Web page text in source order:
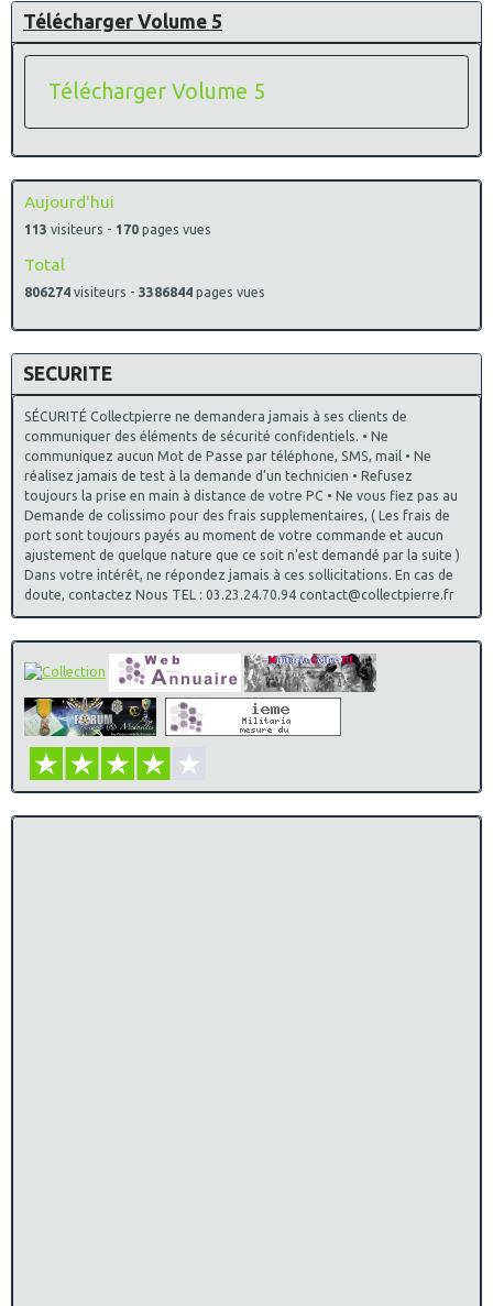
Télécharger Volume 5
Télécharger Volume 5
Aujourd'hui
113 visiteurs - 170 pages vues
Total
806274 visiteurs - 3386844 pages vues
SECURITE
SÉCURITÉ Collectpierre ne demandera jamais à ses clients de
communiquer des éléments de sécurité confidentiels. • Ne
communiquez aucun Mot de Passe par téléphone, SMS, mail • Ne
réalisez jamais de test à la demande d’un technicien • Refusez
toujours la prise en main à distance de votre PC • Ne vous fiez pas au
Demande de colissimo pour des frais supplementaires, ( Les frais de
port sont toujours payés au moment de votre commande et aucun
ajustement de quelque nature que ce soit n'est demandé par la suite )
Dans votre intérêt, ne répondez jamais à ces sollicitations. En cas de
doute, contactez Nous TEL : 03.23.24.70.94 contact@collectpierre.fr